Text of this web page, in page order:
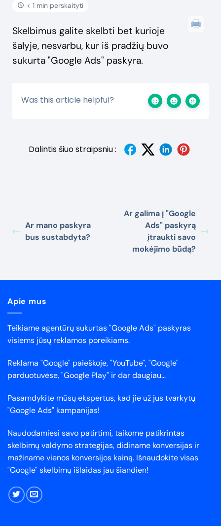
< 1 min perskaityti
Skelbimus galite skelbti bet kurioje
šalyje, nesvarbu, kur iš pradžių buvo
sukurta "Google Ads" paskyra.
Was this article helpful?
Dalintis šiuo straipsniu :
Ar mano paskyra
bus sustabdyta?
Ar galima į "Google
Ads" paskyrą
įtraukti savo
mokėjimo būdą?
Apie mus
Teikiame agentūrų sukurtas "Google Ads" paskyras
visiems jūsų reklamos poreikiams.
Reklama "Google" paieškoje, "YouTube", "Google"
parduotuvėse, "Google Play" ir dar daugiau...
Pasamdykite mūsų ekspertus, kad jie už jus tvarkytų
"Google Ads" kampanijas!
Naudodamiesi savo patirtimi, taikome patikrintas
skelbimų valdymo strategijas, didiname konversijas ir
mažiname vienos konversijos kainą. Išnaudokite visas
"Google" skelbimų išlaidas jau šiandien!